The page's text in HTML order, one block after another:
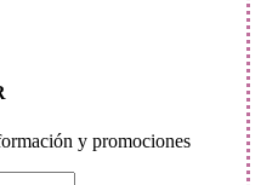
y promociones